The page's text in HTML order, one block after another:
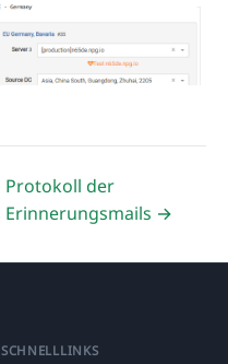
Protokoll der
Erinnerungsmails →
SCHNELLLINKS